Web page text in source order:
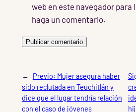
web en este navegador para
haga un comentario.
← Previo: Mujer asegura haber
sido reclutada en Teuchitlán y
dice que el lugar tendría relación
con el caso de jóvenes